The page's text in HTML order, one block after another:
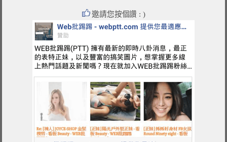
邀請您按個讚 : )